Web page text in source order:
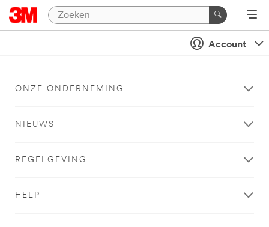
Account
ONZE ONDERNEMING
NIEUWS
REGELGEVING
HELP